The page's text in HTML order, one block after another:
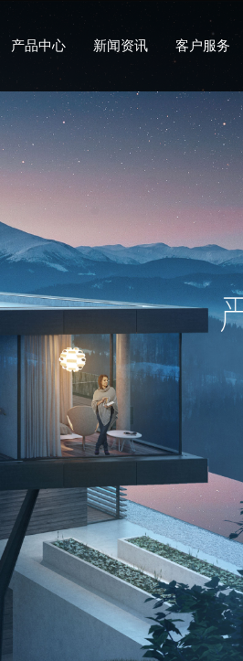
产品中心 新闻资讯 客户服务